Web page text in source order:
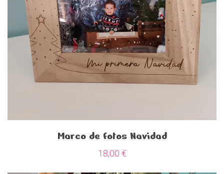
Marco de fotos Navidad
18,00 €